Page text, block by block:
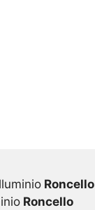
Roncello
Roncello